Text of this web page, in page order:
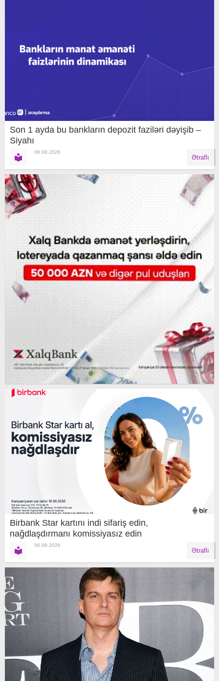
Son 1 ayda bu bankların depozit faziləri dəyişib –
Siyahı
06.08.2026
Ətraflı
Birbank Star kartını indi sifariş edin,
nağdlaşdırmanı komissiyasız edin
06.08.2026
Ətraflı